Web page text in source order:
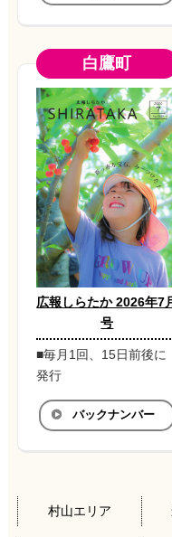
白鷹町
広報しらたか 2026年7
号
■毎月1回、15日前後に
発行
バックナンバー
村山エリア